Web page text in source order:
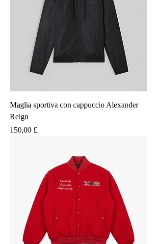
Maglia sportiva con cappuccio Alexander
Reign
Prezzo
150,00 £